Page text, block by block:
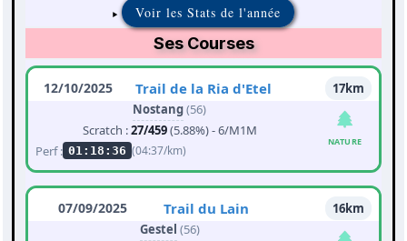
Voir les Stats de l'année
Ses Courses
12/10/2025 Trail de la Ria d'Etel
17km
Nostang(56)
Scratch :27/459(5.88%) - 6/M1M
Perf : 01:18:36 (04:37/km)
NATURE
07/09/2025 Trail du Lain
16km
Gestel (56)